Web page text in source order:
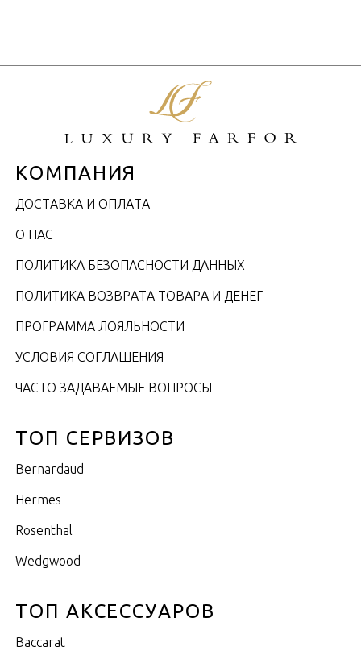
КОМПАНИЯ
ДОСТАВКА И ОПЛАТА
О НАС
ПОЛИТИКА БЕЗОПАСНОСТИ ДАННЫХ
ПОЛИТИКА ВОЗВРАТА ТОВАРА И ДЕНЕГ
ПРОГРАММА ЛОЯЛЬНОСТИ
УСЛОВИЯ СОГЛАШЕНИЯ
ЧАСТО ЗАДАВАЕМЫЕ ВОПРОСЫ
ТОП СЕРВИЗОВ
Bernardaud
Hermes
Rosenthal
Wedgwood
ТОП АКСЕССУАРОВ
Baccarat